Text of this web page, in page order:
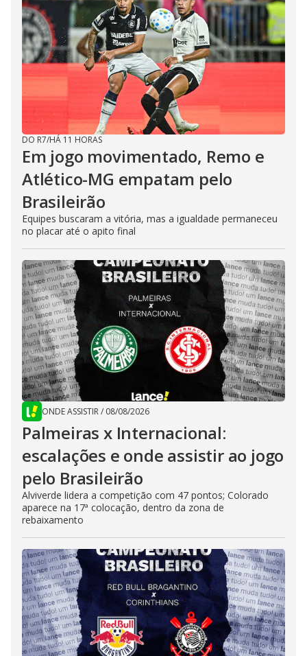
DO R7/HÁ 11 HORAS
Em jogo movimentado, Remo e
Atlético-MG empatam pelo
Brasileirão
Equipes buscaram a vitória, mas a igualdade permaneceu
no placar até o apito final
ONDE ASSISTIR/ 08/08/2026
Palmeiras x Internacional:
escalações e onde assistir ao jogo
pelo Brasileirão
Alviverde lidera a competição com 47 pontos; Colorado
aparece na 17ª colocação, dentro da zona de
rebaixamento